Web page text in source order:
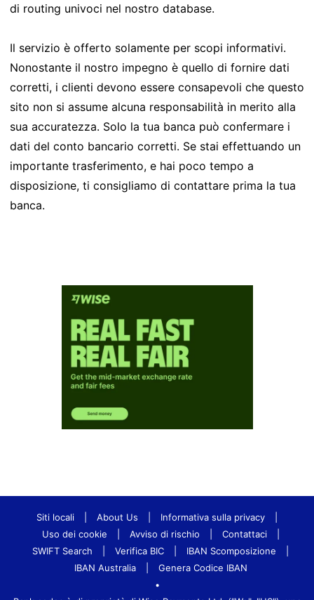
di routing univoci nel nostro database.
Il servizio è offerto solamente per scopi informativi.
Nonostante il nostro impegno è quello di fornire dati
corretti, i clienti devono essere consapevoli che questo
sito non si assume alcuna responsabilità in merito alla
sua accuratezza. Solo la tua banca può confermare i
dati del conto bancario corretti. Se stai effettuando un
importante trasferimento, e hai poco tempo a
disposizione, ti consigliamo di contattare prima la tua
banca.
Siti locali About Us Informativa sulla privacy
Uso dei cookie
Avviso di rischio Contattaci
SWIFT Search
Verifica BIC IBAN Scomposizione
IBAN Australia
Genera Codice IBAN
•